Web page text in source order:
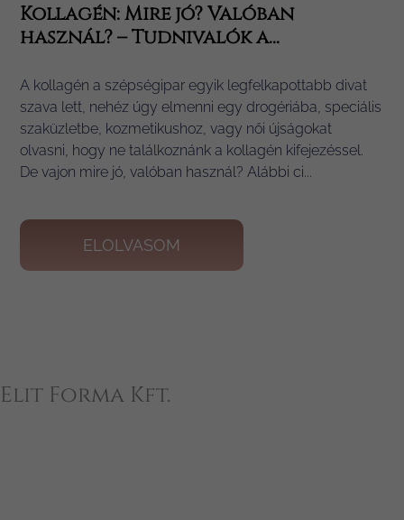
Kollagén: Mire jó? Valóban
használ? – Tudnivalók a...
A kollagén a szépségipar egyik legfelkapottabb divat
szava lett, nehéz úgy elmenni egy drogériába, speciális
szaküzletbe, kozmetikushoz, vagy női újságokat
olvasni, hogy ne találkoznánk a kollagén kifejezéssel.
De vajon mire jó, valóban használ? Alábbi ci...
ELOLVASOM
Elit Forma Kft.